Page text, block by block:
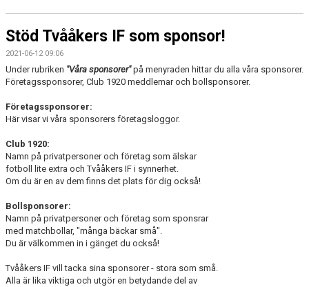
Stöd Tvååkers IF som sponsor!
2021-06-12 09:06
Under rubriken "Våra sponsorer"på menyraden hittar du alla våra sponsorer.
Företagssponsorer, Club 1920 meddlemar och bollsponsorer.
Företagssponsorer:
Här visar vi våra sponsorers företagsloggor.
Club 1920:
Namn på privatpersoner och företag som älskar
fotboll lite extra och Tvååkers IF i synnerhet.
Om du är en av dem finns det plats för dig också!
Bollsponsorer:
Namn på privatpersoner och företag som sponsrar
med matchbollar, "många bäckar små".
Du är välkommen in i gänget du också!
Tvååkers IF vill tacka sina sponsorer - stora som små.
Alla är lika viktiga och utgör en betydande del av